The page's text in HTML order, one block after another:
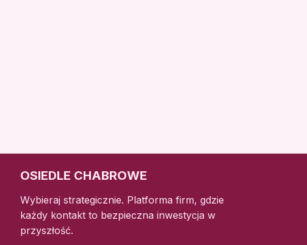
OSIEDLE CHABROWE
Wybieraj strategicznie. Platforma firm, gdzie
każdy kontakt to bezpieczna inwestycja w
przyszłość.